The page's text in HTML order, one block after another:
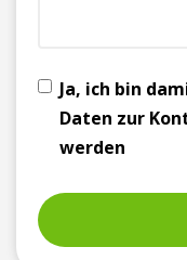
Ja, ich bin
Daten zur
werden